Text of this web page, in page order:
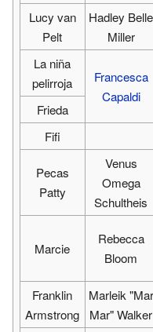
Lucy van
Pelt
Hadley Belle
Miller
La niña
pelirroja
Francesca
Capaldi
Frieda
Fifi
Pecas
Patty
Venus
Omega
Schultheis
Marcie
Rebecca
Bloom
Franklin
Armstrong
Marleik "Mar
Mar" Walker